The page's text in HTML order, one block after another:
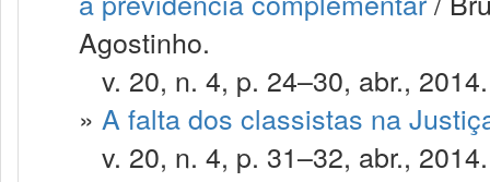
Agostinho.
v. 20, n. 4, p. 24–30, abr., 2014.
» A falta dos classistas na
v. 20, n. 4, p. 31–32, abr., 2014.